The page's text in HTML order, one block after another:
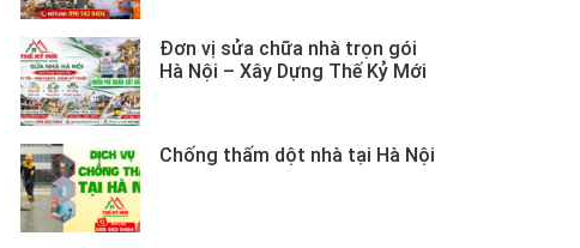
Đơn vị sửa chữa nhà trọn gói
Hà Nội – Xây Dựng Thế Kỷ Mới
Chống thấm dột nhà tại Hà Nội